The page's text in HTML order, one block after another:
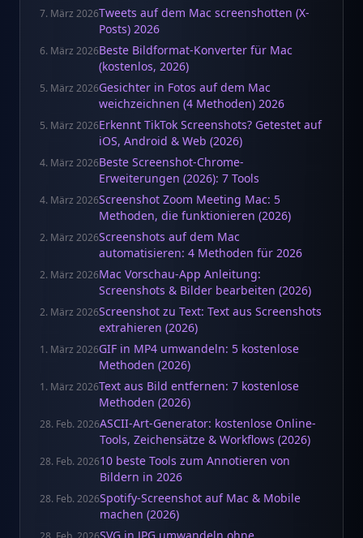
7. März 2026Tweets auf dem Mac screenshotten (X-
Posts) 2026
6. März 2026Beste Bildformat-Konverter für Mac
(kostenlos, 2026)
5. März 2026Gesichter in Fotos auf dem Mac
weichzeichnen (4 Methoden) 2026
5. März 2026Erkennt TikTok Screenshots? Getestet auf
iOS, Android & Web (2026)
4. März 2026Beste Screenshot-Chrome-
Erweiterungen (2026): 7 Tools
4. März 2026Screenshot Zoom Meeting Mac: 5
Methoden, die funktionieren (2026)
2. März 2026Screenshots auf dem Mac
automatisieren: 4 Methoden für 2026
2. März 2026Mac Vorschau-App Anleitung:
Screenshots & Bilder bearbeiten (2026)
2. März 2026Screenshot zu Text: Text aus Screenshots
extrahieren (2026)
1. März 2026GIF in MP4 umwandeln: 5 kostenlose
Methoden (2026)
1. März 2026Text aus Bild entfernen: 7 kostenlose
Methoden (2026)
28. Feb. 2026ASCII-Art-Generator: kostenlose Online-
Tools, Zeichensätze & Workflows (2026)
28. Feb. 202610 beste Tools zum Annotieren von
Bildern in 2026
28. Feb. 2026Spotify-Screenshot auf Mac & Mobile
machen (2026)